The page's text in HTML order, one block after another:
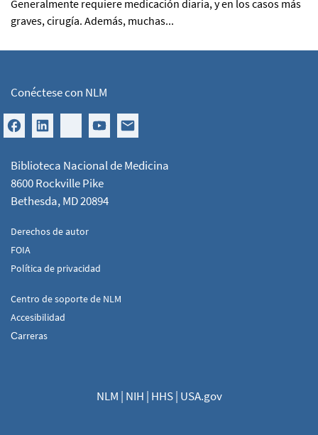
Generalmente requiere medicación diaria, y en los casos más
graves, cirugía. Además, muchas...
Conéctese con NLM
Biblioteca Nacional de Medicina
8600 Rockville Pike
Bethesda, MD 20894
Derechos de autor
FOIA
Política de privacidad
Centro de soporte de NLM
Accesibilidad
Сarreras
NLM | NIH | HHS| USA.gov